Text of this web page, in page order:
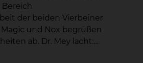
der beiden Vierbeiner
Mey lacht: